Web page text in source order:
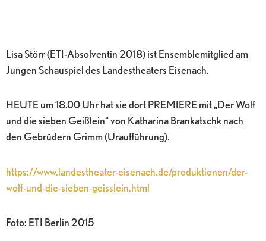
Lisa Störr (ETI-Absolventin 2018) ist Ensemblemitglied am
Jungen Schauspiel des Landestheaters Eisenach.
HEUTE um 18.00 Uhr hat sie dort PREMIERE mit „Der Wolf
und die sieben Geißlein“ von Katharina Brankatschk nach
den Gebrüdern Grimm (Uraufführung).
https://www.landestheater-eisenach.de/produktionen/der-
wolf-und-die-sieben-geisslein.html
Foto: ETI Berlin 2015